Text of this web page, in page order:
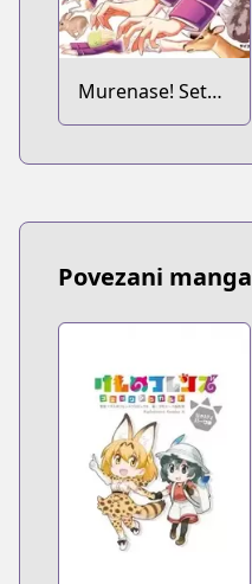
Murenase! Seton
Gakuen
Povezani manga